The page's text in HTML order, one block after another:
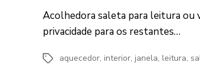
Acolhedora saleta para leitura ou
privacidade para os restantes…
Etiquetasaquecedor, interior, janela, leitura,